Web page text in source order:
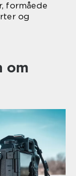
formåede
og
om